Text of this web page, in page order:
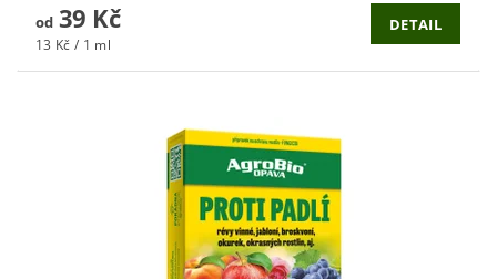
od39 Kč
13 Kč / 1 ml
DETAIL